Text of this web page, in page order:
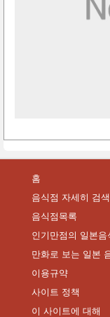
홈
음식점 자세히 검색
음식점목록
인기만점의 일본음
만화로 보는 일본
이용규약
사이트 정책
이 사이트에 대해